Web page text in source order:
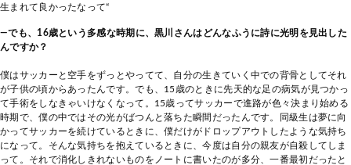
生まれて良かったなって“
―でも、16歳という多感な時期に、黒川さんはどんなふうに詩に光明を見出した
んですか？
僕はサッカーと空手をずっとやってて、自分の生きていく中での背骨としてそれ
が子供の頃からあったんです。でも、15歳のときに先天的な足の病気が見つかっ
て手術をしなきゃいけなくなって。15歳ってサッカーで進路が色々決まり始める
時期で、僕の中ではその光がばつんと落ちた瞬間だったんです。同級生は夢に向
かってサッカーを続けているときに、僕だけがドロップアウトしたような気持ち
になって。そんな気持ちを抱えているときに、今度は自分の親友が自殺してしま
って。それで消化しきれないものをノートに書いたのが多分、一番最初だったと